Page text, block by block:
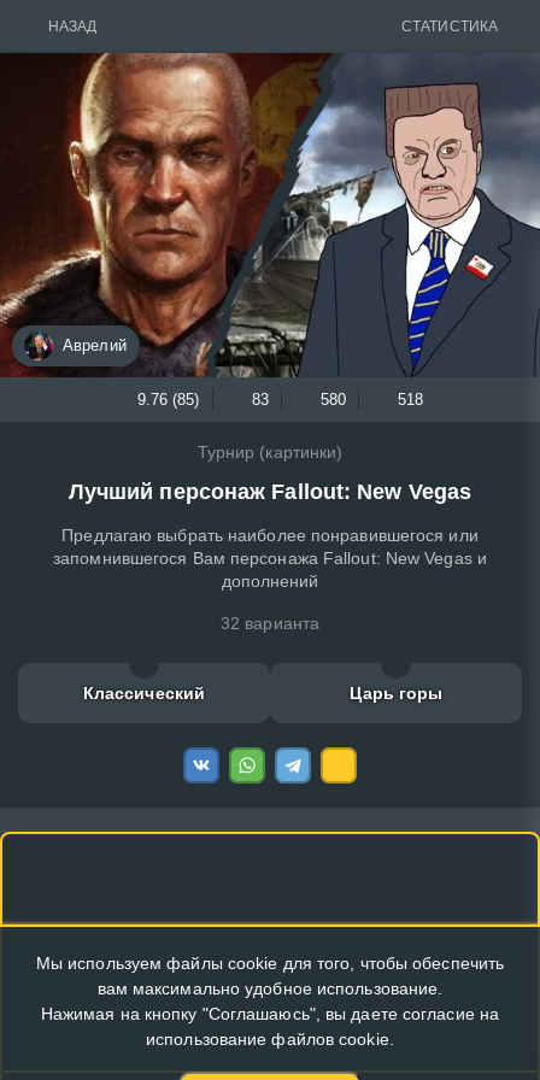
НАЗАД СТАТИСТИКА
Аврелий
9.76 (85) 83 580 518
Турнир (картинки)
Лучший персонаж Fallout: New Vegas
Предлагаю выбрать наиболее понравившегося или
запомнившегося Вам персонажа Fallout: New Vegas и
дополнений
32 варианта
Классический Царь горы
Мы используем файлы cookie для того, чтобы обеспечить
вам максимально удобное использование.
Нажимая на кнопку "Соглашаюсь", вы даете согласие на
использование файлов cookie.